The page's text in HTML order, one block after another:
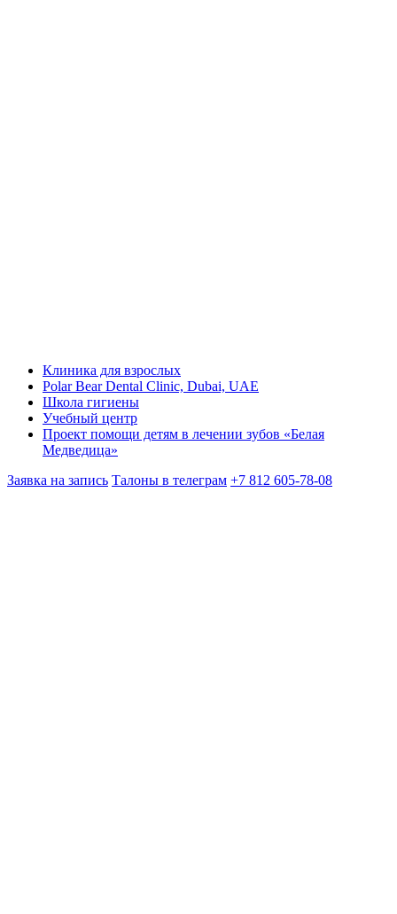
Клиника для взрослых
Polar Bear Dental Clinic, Dubai, UAE
Школа гигиены
Учебный центр
Проект помощи детям в лечении зубов «Белая
Медведица»
Заявка на запись Талоны в телеграм +7 812 605-78-08